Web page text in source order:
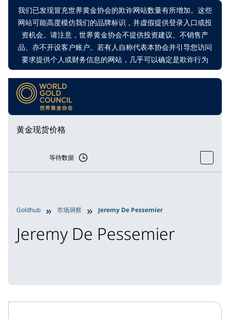
我们已发现冒充世界黄金协会的欺诈网站数量有所增加。这些
网站可能高度模仿我们的品牌标识，并虚假提供登录入口或投
资机会。请注意，世界黄金协会不提供投资建议、不销售产
品、亦不开设客户账户。若有人自称代表本协会并引导您访问
要求提供个人或财务信息的网站，几乎可以确定是欺诈行为
黄金现货价格
等待数据
Goldhub 市场洞察 Jeremy De Pessemier
Jeremy De Pessemier